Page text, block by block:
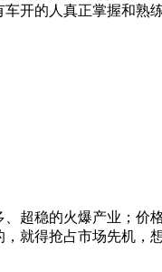
开的人真正掌握和熟
超稳的火爆产业；价
就得抢占市场先机，